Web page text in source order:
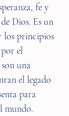
fe y
Dios. Es un
los principios
el
una
el legado
para
mundo.